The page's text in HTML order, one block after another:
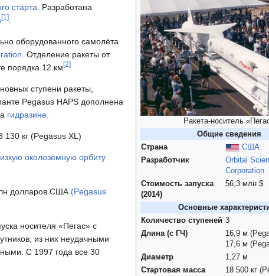
Ракета-носитель
Общие сведения
Страна
США
Разработчик
Orbital
Corporation
Стоимость запуска
(2014)
56,3 млн $
Основные
Количество ступеней 3
Длина (с ГЧ)
16,9 м
17,6 м
Диаметр
1,27 м
Стартовая масса
18 500 кг
старта . Разработана
[1]
оборудованного самолёта
. Отделение ракеты от
порядка 12 км [2]
ступени ракеты,
Pegasus HAPS дополнена
гидразине
130 кг (Pegasus XL)
околоземную орбиту
долларов США (Pegasus
носителя «Пегас» с
из них неудачными
С 1997 года все 30